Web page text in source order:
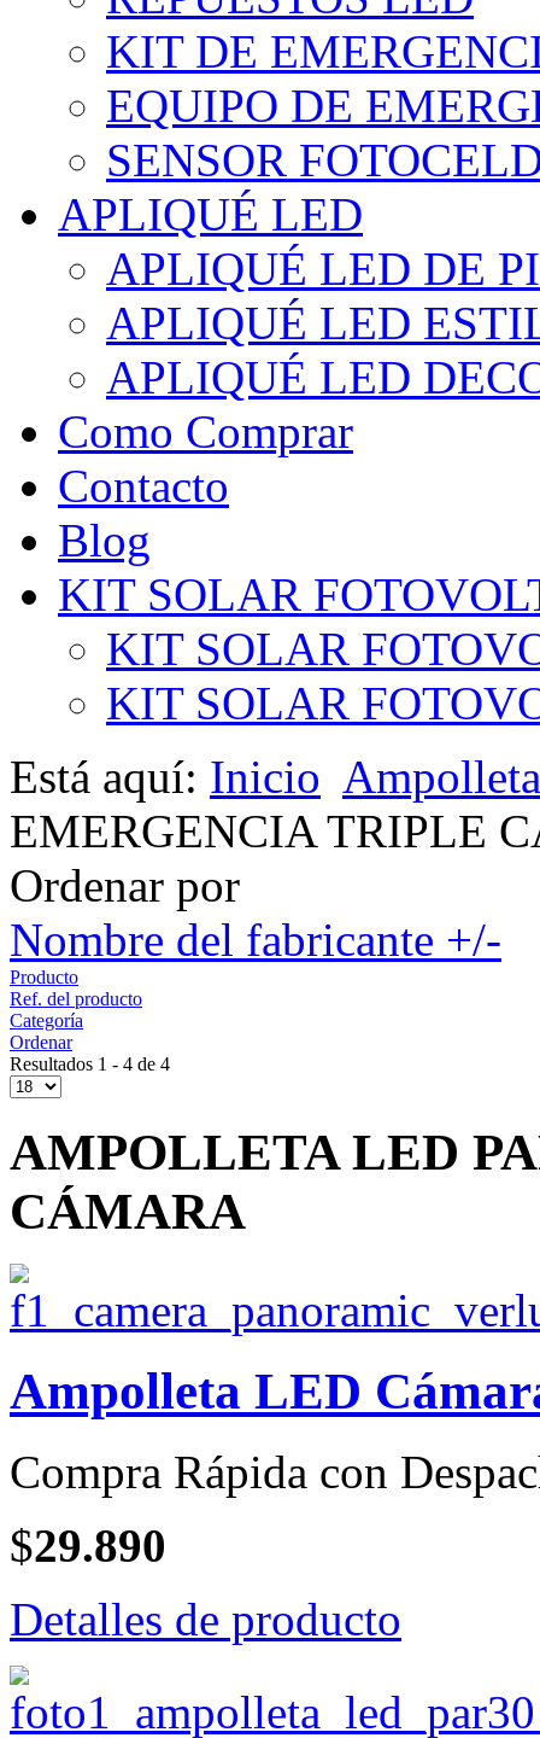
KIT DE
EQUIPO DE
SENSOR
APLIQUÉ LED
APLIQUÉ LED DE
APLIQUÉ LED
APLIQUÉ LED
Como Comprar
Contacto
Blog
KIT SOLAR
KIT SOLAR
KIT SOLAR
Está aquí: Inicio
EMERGENCIA TRIPLE
Ordenar por
Nombre del fabricante +/-
Producto
Ref. del producto
Categoría
Ordenar
Resultados 1 - 4 de 4
AMPOLLETA LED
CÁMARA
Ampolleta LED
Compra Rápida con
$29.890
Detalles de producto